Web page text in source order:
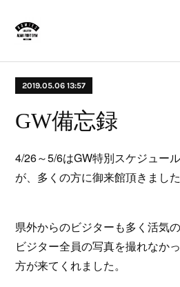
2019.05.06 13:57
GW備忘録
4/26～5/6はGW特別スケジュー
が、多くの方に御来館頂きました
県外からのビジターも多く活気
ビジター全員の写真を撮れなか
方が来てくれました。